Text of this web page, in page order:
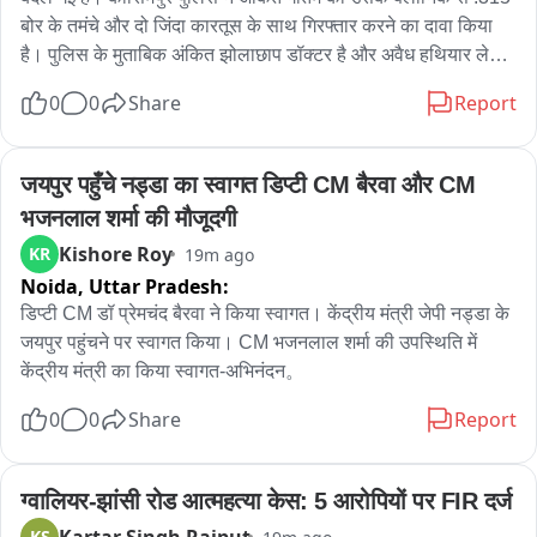
बोर के तमंचे और दो जिंदा कारतूस के साथ गिरफ्तार करने का दावा किया
है। पुलिस के मुताबिक अंकित झोलाछाप डॉक्टर है और अवैध हथियार लेकर
खिलाफ शस्त्र अधिनियम के तहत मुकदमा दर्ज किया गया है। पुलिस का
कहना है कि मुखबिर और ग्रामीणों से मिली सूचना के बाद उसके क्लीनिक पर
कार्रवाई की गई। स्थानीय लोगों ने भी उसके पास तमंचा होने की शिकायत
की थी।
गिरफ्तारी के बाद मामला अचानक सियासी हो गया। कॉकरोच जनता पार्टी
की राष्ट्रीय प्रवक्ता रत्ना सिंह ने पुलिस के दावे को सिरे से खारिज करते हुए
कार्रवाई पर गंभीर सवाल खड़े किए हैं। उनका दावा है कि अंकित गौतम 20
जुलाई को नई दिल्ली के जंतर-मंतर पर आयोजित ‘चलो संसद’ मार्च में शामिल
हुआ था। रत्ना सिंह का आरोप है कि प्रदर्शन में सक्रिय भूमिका निभाने के
चलते झूठा मुकदमा दर्ज करने का आरोप लगाते हुए कहा कि क्लीनिक से
तमंचा बरामद होने की कहानी निराधार है।
वहीं पुलिस ने इन आरोपों को खारिज करते हुए अपनी कार्रवाई को कानून के
0 0 Share Report
जयपुर पहुँचे नड्डा का स्वागत डिप्टी CM बैरवा और CM
भजनलाल शर्मा की मौजूदगी
KR Kishore Roy 19m ago
Noida, Uttar Pradesh:
डिप्टी CM डॉ प्रेमचंद बैरवा ने किया स्वागत। केंद्रीय मंत्री जेपी नड्डा के
जयपुर पहुंचने पर स्वागत किया। CM भजनलाल शर्मा की उपस्थिति में
केंद्रीय मंत्री का किया स्वागत-अभिनंदन。
0 0 Share Report
ग्वालियर-झांसी रोड आत्महत्या केस: 5 आरोपियों पर FIR दर्ज